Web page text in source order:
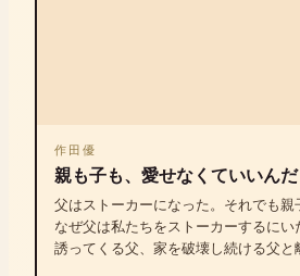
作田優
親も子も、愛せなくていいんだ
父はストーカーになった。それでも親
なぜ父は私たちをストーカーするに
誘ってくる父、家を破壊し続ける父と